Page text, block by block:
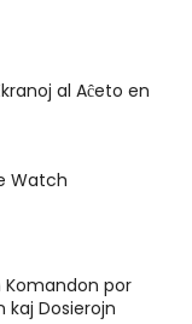
al Aĉeto en
Watch
Komandon por
kaj Dosierojn